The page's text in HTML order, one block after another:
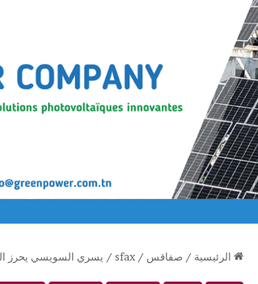
الرئيسية / صفاقس /
sfax
/ يسري السويسي يحرز